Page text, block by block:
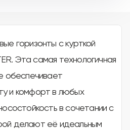
горизонты с курткой
Эта самая технологичная
обеспечивает
и комфорт в любых
в сочетании с
делают её идеальным